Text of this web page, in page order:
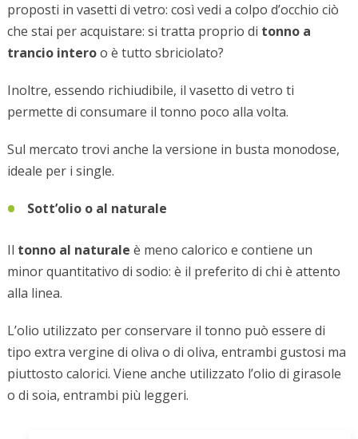
proposti in vasetti di vetro: così vedi a colpo d’occhio ciò
che stai per acquistare: si tratta proprio di tonno a
trancio interoo è tutto sbriciolato?
Inoltre, essendo richiudibile, il vasetto di vetro ti
permette di consumare il tonno poco alla volta.
Sul mercato trovi anche la versione in busta monodose,
ideale per i single.
Sott’olio o al naturale
Il tonno al naturale è meno calorico e contiene un
minor quantitativo di sodio: è il preferito di chi è attento
alla linea.
L’olio utilizzato per conservare il tonno può essere di
tipo extra vergine di oliva o di oliva, entrambi gustosi ma
piuttosto calorici. Viene anche utilizzato l’olio di girasole
o di soia, entrambi più leggeri.